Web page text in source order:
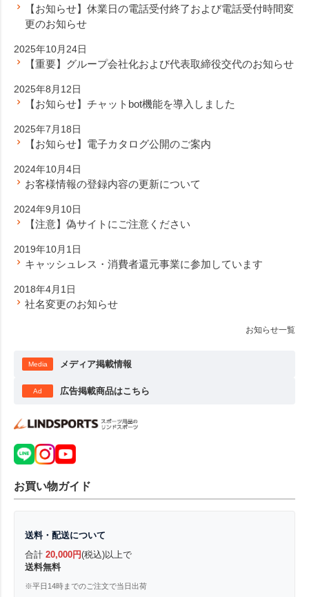
【お知らせ】休業日の電話受付終了および電話受付時間変
更のお知らせ
2025年10月24日
【重要】グループ会社化および代表取締役交代のお知らせ
2025年8月12日
【お知らせ】チャットbot機能を導入しました
2025年7月18日
【お知らせ】電子カタログ公開のご案内
2024年10月4日
お客様情報の登録内容の更新について
2024年9月10日
【注意】偽サイトにご注意ください
2019年10月1日
キャッシュレス・消費者還元事業に参加しています
2018年4月1日
社名変更のお知らせ
お知らせ一覧
Media メディア掲載情報
Ad 広告掲載商品はこちら
お買い物ガイド
送料・配送について
合計 20,000円(税込)以上で
送料無料
※平日14時までのご注文で当日出荷